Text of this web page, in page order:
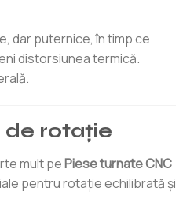
dar puternice, în timp ce
distorsiunea termică.
de rotație
mult pePiese turnate CNC
pentru rotație echilibrată și